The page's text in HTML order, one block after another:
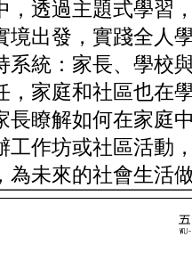
，透過主題式學習
境出發，實踐全人
系統：家長、學校
，家庭和社區也在
長瞭解如何在家庭
工作坊或社區活動
為未來的社會生活